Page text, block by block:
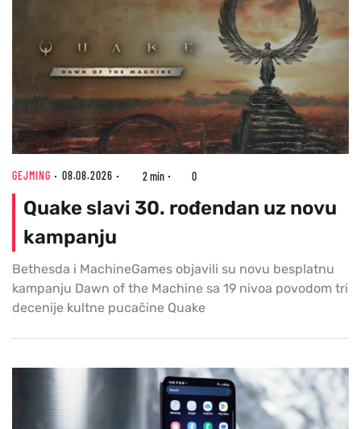
GEJMING 08.08.2026 2 min 0
Quake slavi 30. rođendan uz novu
kampanju
Bethesda i MachineGames objavili su novu besplatnu
kampanju Dawn of the Machine sa 19 nivoa povodom tri
decenije kultne pucačine Quake